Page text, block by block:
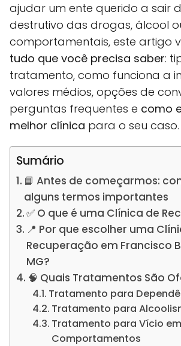
ajudar um ente querido a sair
destrutivo das drogas, álcool
comportamentais, este artigo
tudo que você precisa saber:
tratamento, como funciona a
valores médios, opções de
perguntas frequentes e como
melhor clínica para o seu caso.
Sumário
📘 Antes de começarmos:
alguns termos importantes
✅ O que é uma Clínica de
📍 Por que escolher uma
Recuperação em Francisco
MG?
🧠 Quais Tratamentos São
Tratamento para
Tratamento para
Tratamento para Vício
Comportamentos